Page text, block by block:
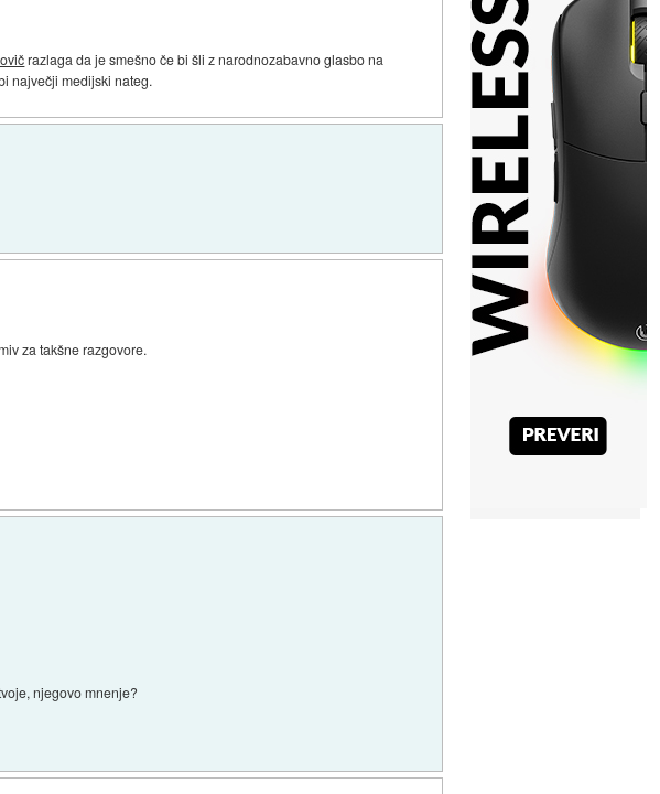
razlaga da je smešno če bi šli z narodnozabavno glasbo na
največji medijski nateg.
za takšne razgovore.
njegovo mnenje?